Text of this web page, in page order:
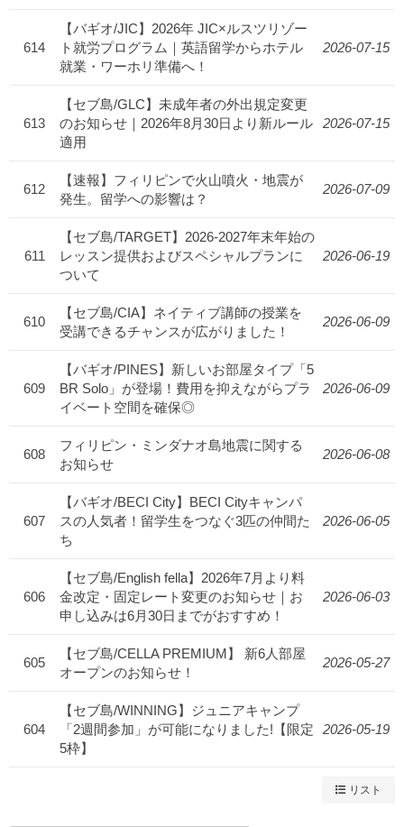
614
【バギオ/JIC】2026年 JIC×ルスツリゾー
ト就労プログラム｜英語留学からホテル
就業・ワーホリ準備へ！
2026-07-15
613
【セブ島/GLC】未成年者の外出規定変更
のお知らせ｜2026年8月30日より新ルール
適用
2026-07-15
612
【速報】フィリピンで火山噴火・地震が
発生。留学への影響は？
2026-07-09
611
【セブ島/TARGET】2026-2027年末年始の
レッスン提供およびスペシャルプランに
ついて
2026-06-19
610
【セブ島/CIA】ネイティブ講師の授業を
受講できるチャンスが広がりました！
2026-06-09
609
【バギオ/PINES】新しいお部屋タイプ「5
BR Solo」が登場！費用を抑えながらプラ
イベート空間を確保◎
2026-06-09
608
フィリピン・ミンダナオ島地震に関する
お知らせ
2026-06-08
607
【バギオ/BECI City】BECI Cityキャンパ
スの人気者！留学生をつなぐ3匹の仲間た
ち
2026-06-05
606
【セブ島/English fella】2026年7月より料
金改定・固定レート変更のお知らせ｜お
申し込みは6月30日までがおすすめ！
2026-06-03
605
【セブ島/CELLA PREMIUM】 新6人部屋
オープンのお知らせ！
2026-05-27
604
【セブ島/WINNING】ジュニアキャンプ
「2週間参加」が可能になりました!【限定
5枠】
2026-05-19
リスト